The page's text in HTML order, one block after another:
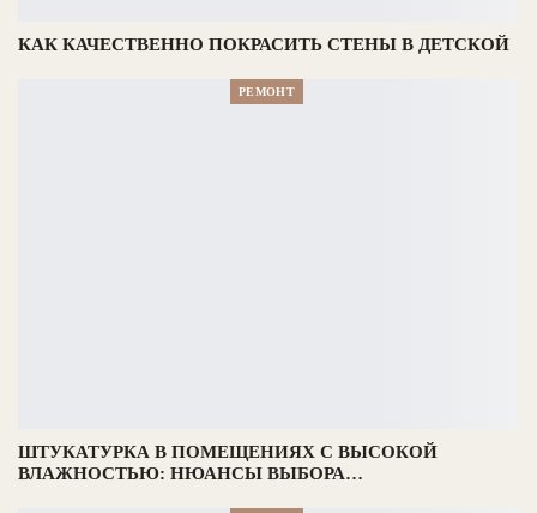
КАК КАЧЕСТВЕННО ПОКРАСИТЬ СТЕНЫ В ДЕТСКОЙ
РЕМОНТ
ШТУКАТУРКА В ПОМЕЩЕНИЯХ С ВЫСОКОЙ
ВЛАЖНОСТЬЮ: НЮАНСЫ ВЫБОРА…